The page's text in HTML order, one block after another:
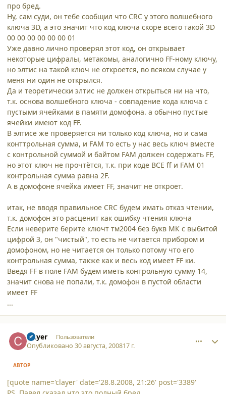
про бред.
Ну, сам суди, он тебе сообщил что CRC у этого волшебного
ключа 3D, а это значит что код ключа скоре всего такой 3D
00 00 00 00 00 00 01
Уже давно лично проверял этот код, он открывает
некоторые цифралы, метакомы, аналогично FF-ному ключу,
но элтис на такой ключ не откроется, во всяком случае у
меня ни один не открылся.
Да и теоретически элтис не должен открыться ни на что,
т.к. основа волшебного ключа - совпадение кода ключа с
пустыми ячейками в памяти домофона. а обычно пустые
ячейки имеют код FF.
В элтисе же проверяется ни только код ключа, но и сама
конттрольная сумма, и FAM то есть у нас весь ключ вместе
с контрольной суммой и байтом FAM должен содержать FF,
но этот ключ не прочтётся, т.к. при коде ВСЕ ff и FAM 01
контрольная сумма равна 2F.
А в домофоне ячейка имеет FF, значит не откроет.
итак, не вводя правильное CRC будем имать отказ чтении,
т.к. домофон это расценит как ошибку чтения ключа
Если неверите берите ключт тм2004 без букв МК с выбитой
цифрой 3, он "чистый", то есть не читается прибором и
домофоном, но не читается он только потому что его
контрольная сумма, также как и весь код имеет FF ки.
Введя FF в поле FAM будем иметь контрольную сумму 14,
значит снова не попали, т.к. домофон в пустой области
имеет FF
...
clayer Пользователи
Опубликовано30 августа, 200817 г.
АВТОР
[quote name='clayer' date='28.8.2008, 21:26' post='3389'